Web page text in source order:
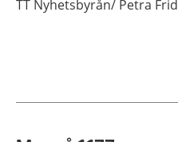
TT Nyhetsbyrån/ Petra Frid